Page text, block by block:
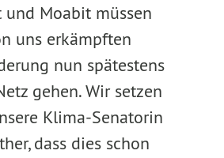
und Moabit müssen
uns erkämpften
nun spätestens
gehen. Wir setzen
Klima-Senatorin
dass dies schon